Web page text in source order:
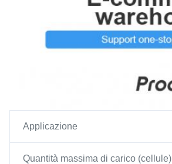
Applicazione
Quantità massima di carico (cellule)